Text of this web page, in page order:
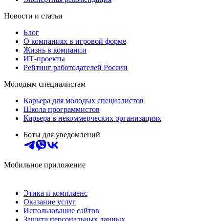
Новости и статьи
Блог
О компаниях в игровой форме
Жизнь в компании
ИТ-проекты
Рейтинг работодателей России
Молодым специалистам
Карьера для молодых специалистов
Школа программистов
Карьера в некоммерческих организациях
Боты для уведомлений
Мобильное приложение
Этика и комплаенс
Оказание услуг
Использование сайтов
Защита персональных данных